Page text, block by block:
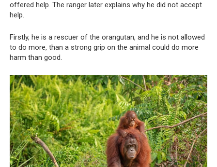
offered help. The ranger later explains why he did not accept
help.
Firstly, he is a rescuer of the orangutan, and he is not allowed
to do more, than a strong grip on the animal could do more
harm than good.